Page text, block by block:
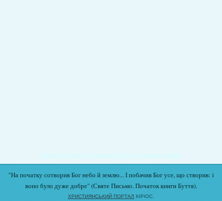
Подати записку на молитву Богослужіння онлайн
"На початку сотворив Бог небо й землю... І побачив Бог усе, що створив: і
воно було дуже добре" (Святе Письмо. Початок книги Буття).
ХРИСТИЯНСЬКИЙ ПОРТАЛ КІРІОС.